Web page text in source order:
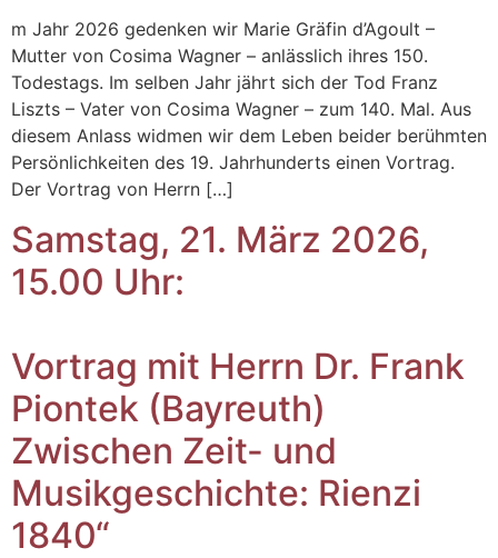
m Jahr 2026 gedenken wir Marie Gräfin d’Agoult –
Mutter von Cosima Wagner – anlässlich ihres 150.
Todestags. Im selben Jahr jährt sich der Tod Franz
Liszts – Vater von Cosima Wagner – zum 140. Mal. Aus
diesem Anlass widmen wir dem Leben beider berühmten
Persönlichkeiten des 19. Jahrhunderts einen Vortrag.
Der Vortrag von Herrn […]
Samstag, 21. März 2026,
15.00 Uhr:
Vortrag mit Herrn Dr. Frank
Piontek (Bayreuth)
Zwischen Zeit- und
Musikgeschichte: Rienzi
1840“